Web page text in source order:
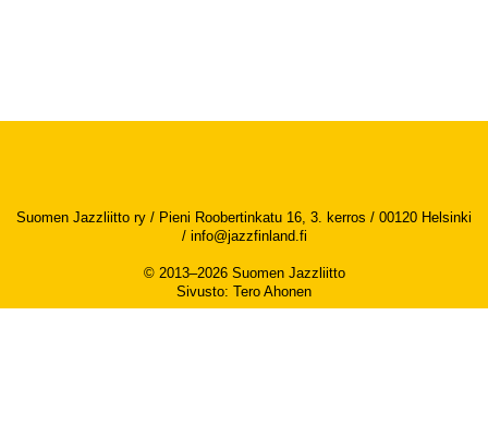
Suomen Jazzliitto ry / Pieni Roobertinkatu 16, 3. kerros / 00120 Helsinki
/ info@jazzfinland.fi
© 2013–2026 Suomen Jazzliitto
Sivusto: Tero Ahonen